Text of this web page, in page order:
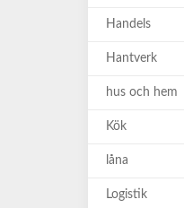
Handels
Hantverk
hus och hem
Kök
låna
Logistik